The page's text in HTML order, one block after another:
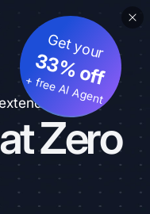
Zero
Get your
33% off
+ free AI Agent